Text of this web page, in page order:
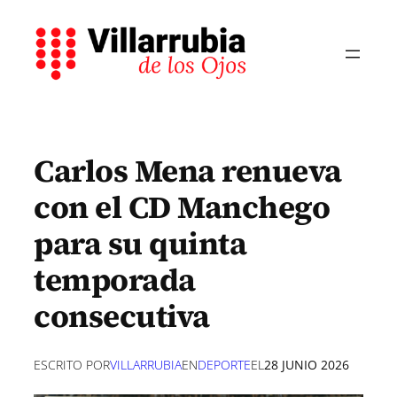
contenido
Carlos Mena renueva
con el CD Manchego
para su quinta
temporada
consecutiva
ESCRITO PORVILLARRUBIAENDEPORTEEL28 JUNIO 2026